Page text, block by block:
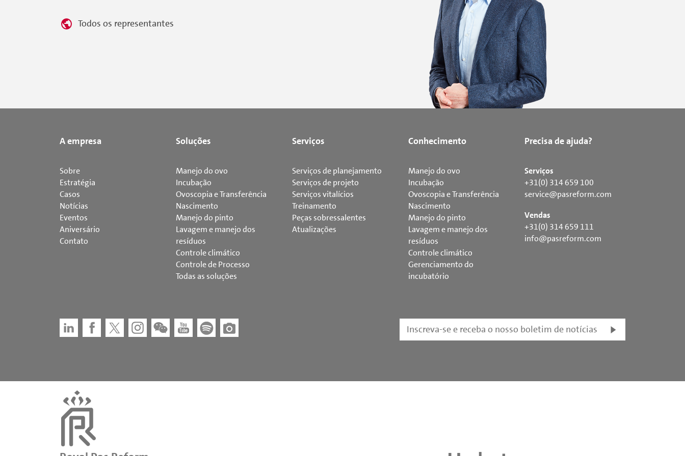
Todos os representantes
A empresa
Sobre
Estratégia
Casos
Notícias
Eventos
Aniversário
Contato
Soluções
Manejo do ovo
Incubação
Ovoscopia e Transferência
Nascimento
Manejo do pinto
Lavagem e manejo dos
resíduos
Controle climático
Controle de Processo
Todas as soluções
Serviços
Serviços de planejamento
Serviços de projeto
Serviços vitalícios
Treinamento
Peças sobressalentes
Atualizações
Conhecimento
Manejo do ovo
Incubação
Ovoscopia e Transferência
Nascimento
Manejo do pinto
Lavagem e manejo dos
resíduos
Controle climático
Gerenciamento do
incubatório
Precisa de ajuda?
Serviços
+31(0) 314 659 100
service@pasreform.com
Vendas
+31(0) 314 659 111
info@pasreform.com
Inscreva-se e receba o nosso boletim de notícias